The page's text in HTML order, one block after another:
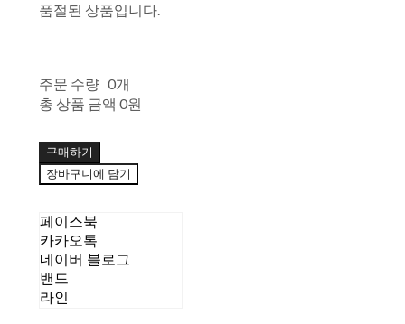
품절된 상품입니다.
주문 수량 0개
총 상품 금액 0원
구매하기
장바구니에 담기
페이스북
카카오톡
네이버 블로그
밴드
라인